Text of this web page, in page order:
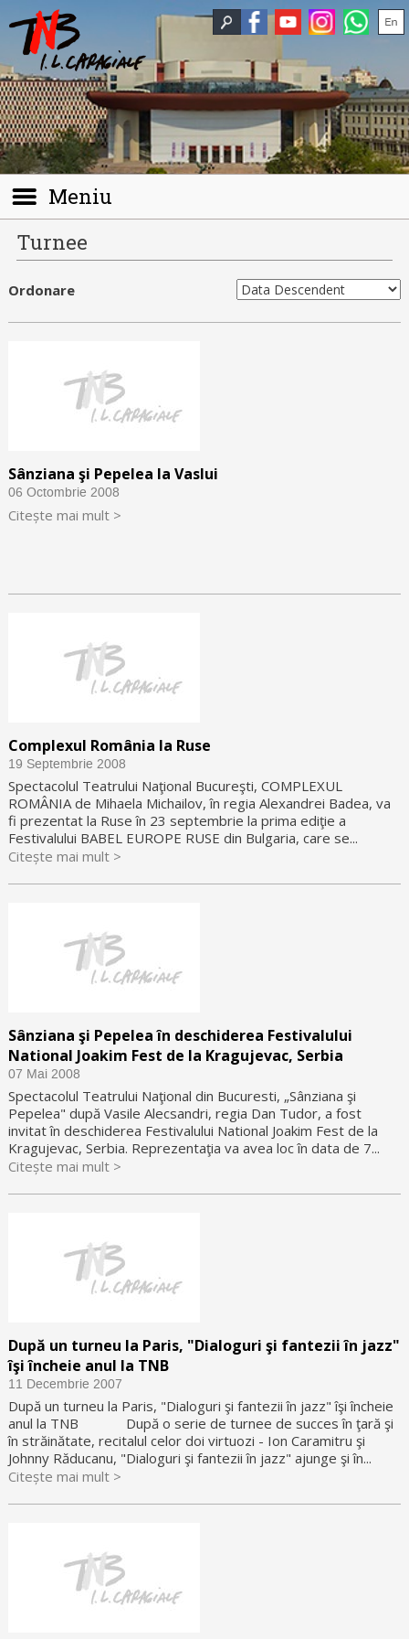
Meniu
Turnee
Ordonare
Sânziana şi Pepelea la Vaslui
06 Octombrie 2008
Citește mai mult >
Complexul România la Ruse
19 Septembrie 2008
Spectacolul Teatrului Naţional Bucureşti, COMPLEXUL
ROMÂNIA de Mihaela Michailov, în regia Alexandrei Badea, va
fi prezentat la Ruse în 23 septembrie la prima ediţie a
Festivalului BABEL EUROPE RUSE din Bulgaria, care se...
Citește mai mult >
Sânziana şi Pepelea în deschiderea Festivalului
National Joakim Fest de la Kragujevac, Serbia
07 Mai 2008
Spectacolul Teatrului Naţional din Bucuresti, „Sânziana şi
Pepelea" după Vasile Alecsandri, regia Dan Tudor, a fost
invitat în deschiderea Festivalului National Joakim Fest de la
Kragujevac, Serbia. Reprezentaţia va avea loc în data de 7...
Citește mai mult >
După un turneu la Paris, "Dialoguri şi fantezii în jazz"
îşi încheie anul la TNB
11 Decembrie 2007
După un turneu la Paris, "Dialoguri şi fantezii în jazz" îşi încheie
anul la TNB După o serie de turnee de succes în ţară şi
în străinătate, recitalul celor doi virtuozi - Ion Caramitru şi
Johnny Răducanu, "Dialoguri şi fantezii în jazz" ajunge şi în...
Citește mai mult >